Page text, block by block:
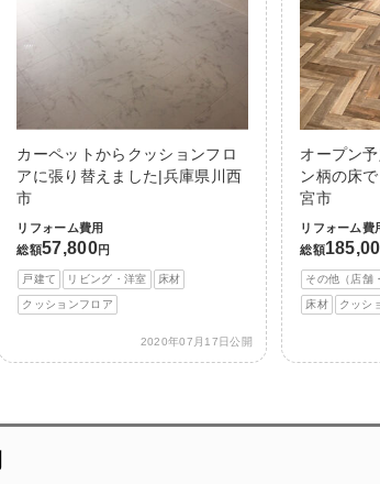
カーペットからクッションフロ
アに張り替えました|兵庫県川西
市
リフォーム費用
総額57,800円
戸建て リビング・洋室 床材
クッションフロア
2020年07月17日公開
オープン
ン柄の床
宮市
リフォーム費
総額
その他（店舗
床材 クッシ